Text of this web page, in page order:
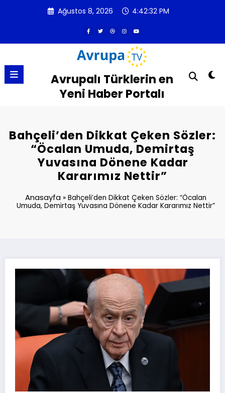
Ağustos 8, 2026 4:42:33 PM
Avrupalı Türklerin en
Yeni Haber Portalı
Bahçeli’den Dikkat Çeken Sözler:
“Öcalan Umuda, Demirtaş
Yuvasına Dönene Kadar
Kararımız Nettir”
Anasayfa »Bahçeli’den Dikkat Çeken Sözler: “Öcalan
Umuda, Demirtaş Yuvasına Dönene Kadar Kararımız Nettir”